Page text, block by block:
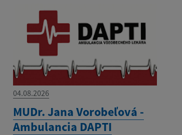
04.08.2026
MUDr. Jana Vorobeľová -
Ambulancia DAPTI